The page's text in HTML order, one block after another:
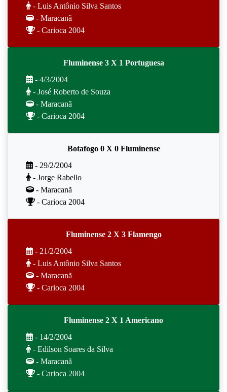
- Luis Antônio Silva Santos
- Maracanã
- Carioca 2004
Fluminense 3 X 1 Portuguesa
- 4/3/2004
- José Roberto de Souza
- Maracanã
- Carioca 2004
Botafogo 0 X 0 Fluminense
- 29/2/2004
- Jorge Rabello
- Maracanã
- Carioca 2004
Fluminense 2 X 3 Flamengo
- 21/2/2004
- Luis Antônio Silva Santos
- Maracanã
- Carioca 2004
Fluminense 2 X 1 Americano
- 14/2/2004
- Edilson Soares da Silva
- Maracanã
- Carioca 2004